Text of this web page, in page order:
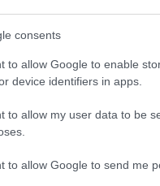
consents
to allow Google to enable
device identifiers in apps.
to allow my user data to be
to allow Google to send me
ρέγκε
και dress code που
μαγιό. Τα beach
κάθε